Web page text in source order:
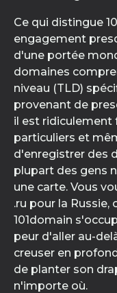
Ce qui distingue
engagement
d'une portée
domaines
niveau (TLD)
provenant de
il est ridiculement
particuliers et
d'enregistrer des
plupart des gens
une carte. Vous
.ru pour la Russie,
101domain
peur d'aller au-
creuser en
de planter son
n'importe où.